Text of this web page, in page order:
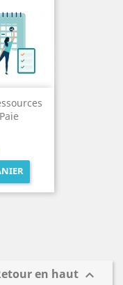
en haut 